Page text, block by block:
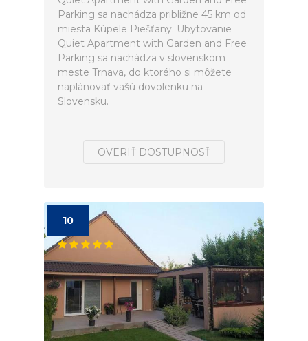
Parking sa nachádza približne 45 km od
miesta Kúpele Piešťany. Ubytovanie
Quiet Apartment with Garden and Free
Parking sa nachádza v slovenskom
meste Trnava, do ktorého si môžete
naplánovať vašú dovolenku na
Slovensku.
OVERIŤ DOSTUPNOSŤ
10